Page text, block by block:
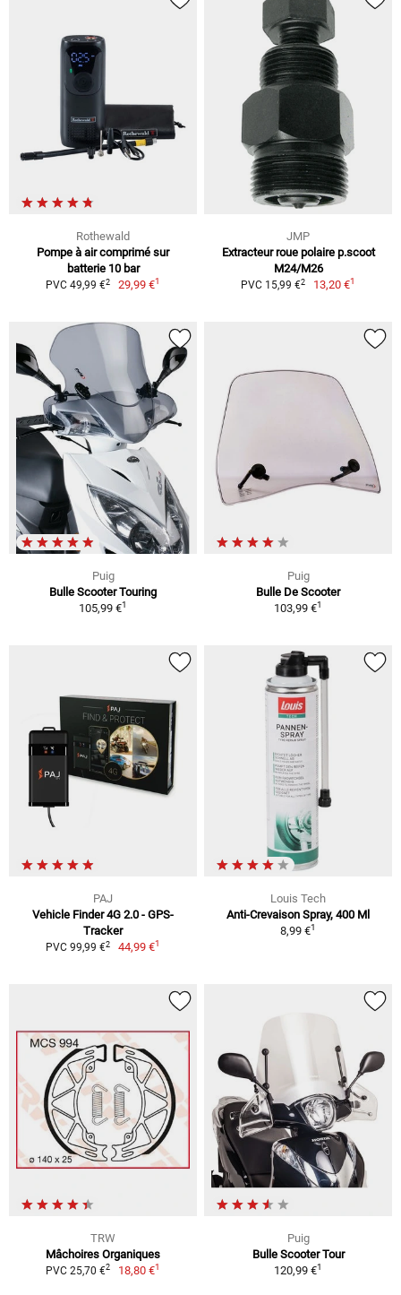
Rothewald
Pompe à air comprimé sur
batterie 10 bar
PVC 49,99 €2 29,99 €1
JMP
Extracteur roue polaire p.scoot
M24/M26
PVC 15,99 €2 13,20 €1
Puig
Bulle Scooter Touring
105,99 €1
Puig
Bulle De Scooter
103,99 €1
PAJ
Vehicle Finder 4G 2.0 - GPS-
Tracker
PVC 99,99 €2 44,99 €1
Louis Tech
Anti-Crevaison Spray, 400 Ml
8,99 €1
TRW
Mâchoires Organiques
PVC 25,70 €2 18,80 €1
Puig
Bulle Scooter Tour
120,99 €1